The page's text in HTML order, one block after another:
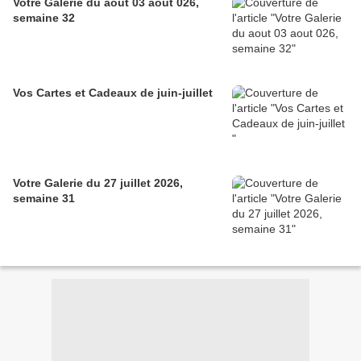
semaine 32
Vos Cartes et Cadeaux de juin-juillet
Votre Galerie du 27 juillet 2026,
semaine 31